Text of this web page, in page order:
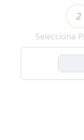
2
Selecciona